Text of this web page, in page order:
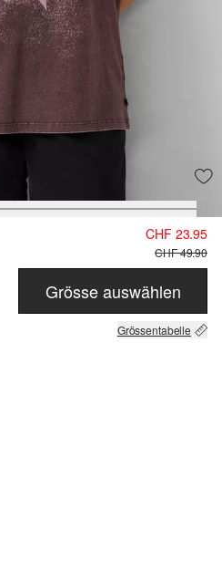
CHF 23.95
CHF 49.90
Grösse auswählen
Grössentabelle